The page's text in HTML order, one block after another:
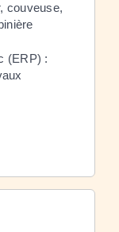
couveuse,
(ERP) :